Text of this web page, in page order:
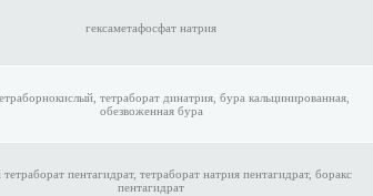
гексаметафосфат натрия
тетраборат динатрия, бура кальцинированная,
обезвоженная бура
пентагидрат, тетраборат натрия пентагидрат, боракс
пентагидрат